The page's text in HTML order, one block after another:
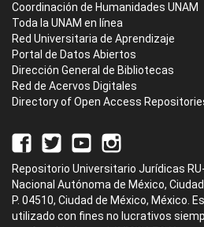
Coordinación de Humanidades UNAM
Toda la UNAM en línea
Red Universitaria de Aprendizaje
Portal de Datos Abiertos
Dirección General de Bibliotecas
Red de Acervos Digitales
Directory of Open Access
Repositorio Universitario Jurídicas
Nacional Autónoma de México,
P. 04510, Ciudad de México, México.
utilizado con fines no lucrativos